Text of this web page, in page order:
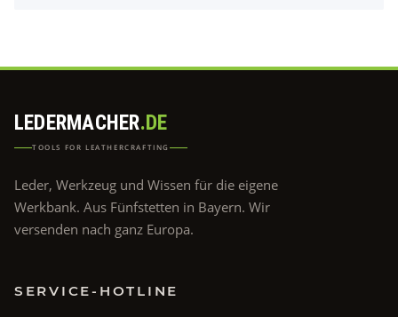
LEDERMACHER.DE
TOOLS FOR LEATHERCRAFTING
Leder, Werkzeug und Wissen für die eigene
Werkbank. Aus Fünfstetten in Bayern. Wir
versenden nach ganz Europa.
SERVICE-HOTLINE